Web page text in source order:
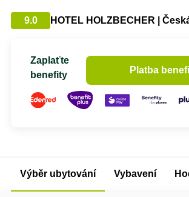
9.0 HOTEL HOLZBECHER |
Zaplaťte
benefity
Platba
Výběr ubytování Vybavení